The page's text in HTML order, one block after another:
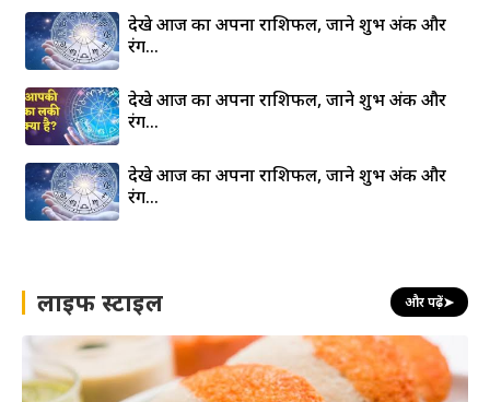
देखे आज का अपना राशिफल, जाने शुभ अंक और
रंग…
देखे आज का अपना राशिफल, जाने शुभ अंक और
रंग…
देखे आज का अपना राशिफल, जाने शुभ अंक और
रंग…
लाइफ स्टाइल और पढ़ें➤